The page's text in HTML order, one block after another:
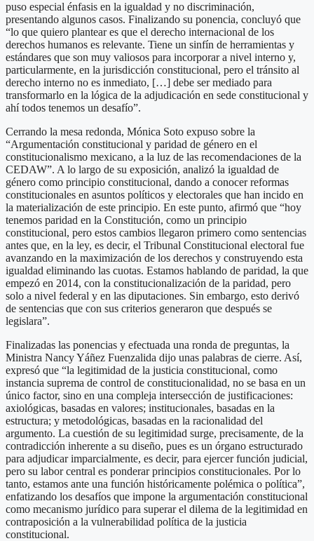
puso especial énfasis en la igualdad y no discriminación,
presentando algunos casos. Finalizando su ponencia, concluyó que
“lo que quiero plantear es que el derecho internacional de los
derechos humanos es relevante. Tiene un sinfín de herramientas y
estándares que son muy valiosos para incorporar a nivel interno y,
particularmente, en la jurisdicción constitucional, pero el tránsito al
derecho interno no es inmediato, […] debe ser mediado para
transformarlo en la lógica de la adjudicación en sede constitucional y
ahí todos tenemos un desafío”.
Cerrando la mesa redonda, Mónica Soto expuso sobre la
“Argumentación constitucional y paridad de género en el
constitucionalismo mexicano, a la luz de las recomendaciones de la
CEDAW”. A lo largo de su exposición, analizó la igualdad de
género como principio constitucional, dando a conocer reformas
constitucionales en asuntos políticos y electorales que han incido en
la materialización de este principio. En este punto, afirmó que “hoy
tenemos paridad en la Constitución, como un principio
constitucional, pero estos cambios llegaron primero como sentencias
antes que, en la ley, es decir, el Tribunal Constitucional electoral fue
avanzando en la maximización de los derechos y construyendo esta
igualdad eliminando las cuotas. Estamos hablando de paridad, la que
empezó en 2014, con la constitucionalización de la paridad, pero
solo a nivel federal y en las diputaciones. Sin embargo, esto derivó
de sentencias que con sus criterios generaron que después se
legislara”.
Finalizadas las ponencias y efectuada una ronda de preguntas, la
Ministra Nancy Yáñez Fuenzalida dijo unas palabras de cierre. Así,
expresó que “la legitimidad de la justicia constitucional, como
instancia suprema de control de constitucionalidad, no se basa en un
único factor, sino en una compleja intersección de justificaciones:
axiológicas, basadas en valores; institucionales, basadas en la
estructura; y metodológicas, basadas en la racionalidad del
argumento. La cuestión de su legitimidad surge, precisamente, de la
contradicción inherente a su diseño, pues es un órgano estructurado
para adjudicar imparcialmente, es decir, para ejercer función judicial,
pero su labor central es ponderar principios constitucionales. Por lo
tanto, estamos ante una función históricamente polémica o política”,
enfatizando los desafíos que impone la argumentación constitucional
como mecanismo jurídico para superar el dilema de la legitimidad en
contraposición a la vulnerabilidad política de la justicia
constitucional.